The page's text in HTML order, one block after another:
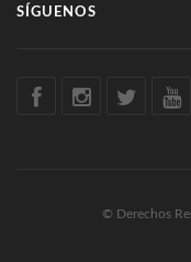
SÍGUENOS
© Derechos